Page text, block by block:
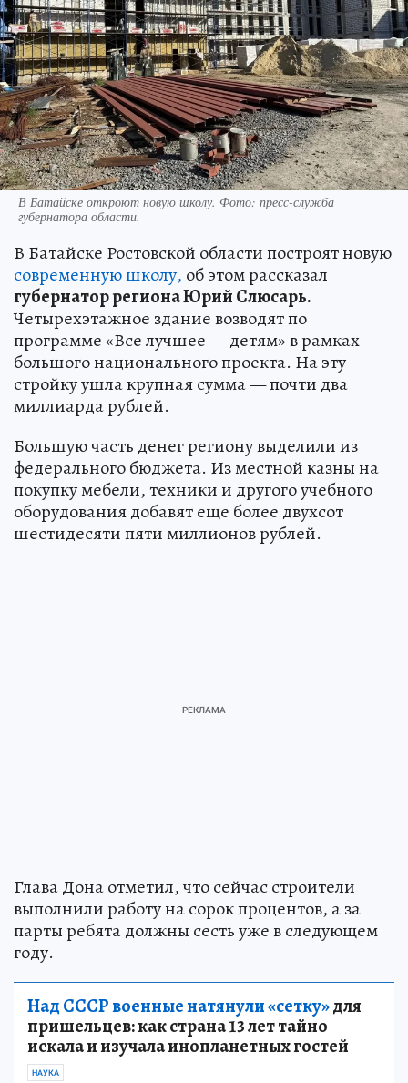
В Батайске откроют новую школу. Фото: пресс-служба
губернатора области.
В Батайске Ростовской области построят новую
современную школу, об этом рассказал
губернатор региона Юрий Слюсарь.
Четырехэтажное здание возводят по
программе «Все лучшее — детям» в рамках
большого национального проекта. На эту
стройку ушла крупная сумма — почти два
миллиарда рублей.
Большую часть денег региону выделили из
федерального бюджета. Из местной казны на
покупку мебели, техники и другого учебного
оборудования добавят еще более двухсот
шестидесяти пяти миллионов рублей.
Глава Дона отметил, что сейчас строители
выполнили работу на сорок процентов, а за
парты ребята должны сесть уже в следующем
году.
Над СССР военные натянули «сетку»для
пришельцев: как страна 13 лет тайно
искала и изучала инопланетных гостей
НАУКА